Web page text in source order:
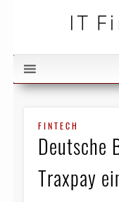
FINTECH
Deutsche
Traxpay